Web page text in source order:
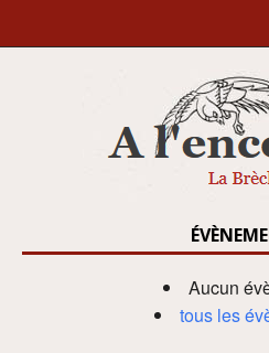
Aucun
tous les